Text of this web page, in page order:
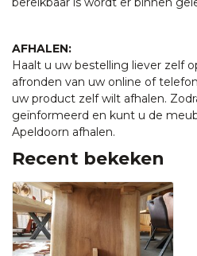
AFHALEN:
Haalt u uw bestelling liever zelf
afronden van uw online of
uw product zelf wilt afhalen.
geïnformeerd en kunt u de
Apeldoorn afhalen.
Recent bekeken